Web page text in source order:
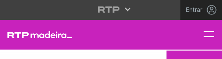
Entrar